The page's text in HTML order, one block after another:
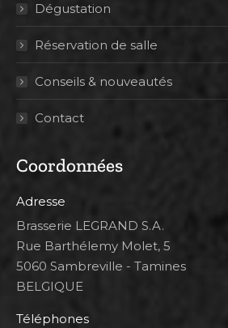
Dégustation
Réservation de salle
Conseils & nouveautés
Contact
Coordonnées
Adresse
Brasserie LEGRAND S.A.
Rue Barthélemy Molet, 5
5060 Sambreville - Tamines
BELGIQUE
Téléphones